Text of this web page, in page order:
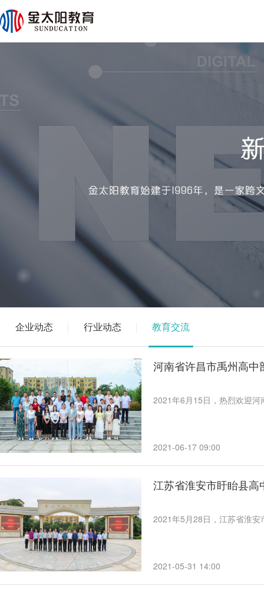
企业动态 行业动态 教育交流
河南省许昌市禹州高
2021年6月15日，热烈欢迎
2021-06-17 09:00
江苏省淮安市盱眙县
2021年5月28日，江苏省淮
2021-05-31 14:00